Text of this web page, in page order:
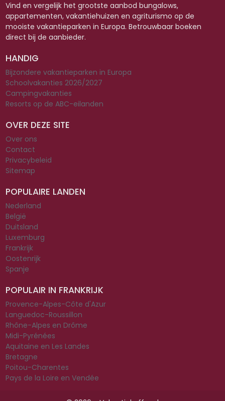
Vind en vergelijk het grootste aanbod bungalows,
appartementen, vakantiehuizen en agriturismo op de
mooiste vakantieparken in Europa. Betrouwbaar boeken
direct bij de aanbieder.
HANDIG
Bijzondere vakantieparken in Europa
Schoolvakanties 2026/2027
Campingvakanties
Resorts op de ABC-eilanden
OVER DEZE SITE
Over ons
Contact
Privacybeleid
Sitemap
POPULAIRE LANDEN
Nederland
België
Duitsland
Luxemburg
Frankrijk
Oostenrijk
Spanje
POPULAIR IN FRANKRIJK
Provence-Alpes-Côte d'Azur
Languedoc-Roussillon
Rhône-Alpes en Drôme
Midi-Pyrénées
Aquitaine en Les Landes
Bretagne
Poitou-Charentes
Pays de la Loire en Vendée